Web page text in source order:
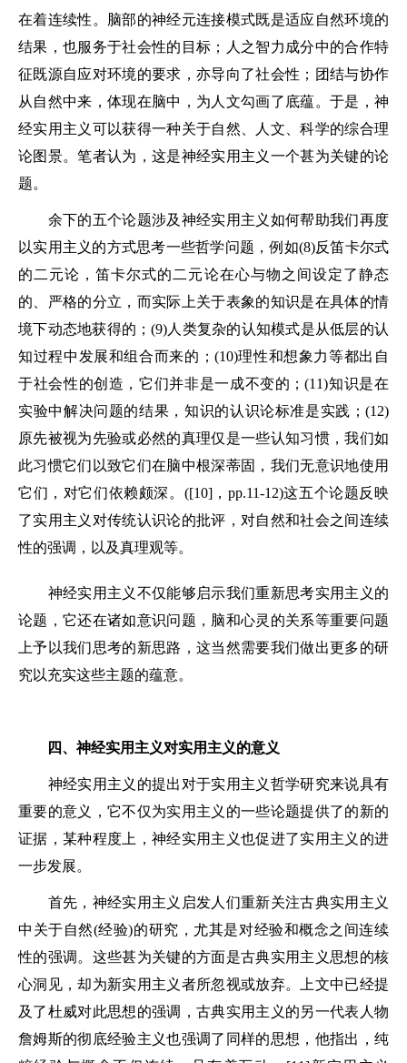
在着连续性。脑部的神经元连接模式既是适应自然环境的
结果，也服务于社会性的目标；人之智力成分中的合作特
征既源自应对环境的要求，亦导向了社会性；团结与协作
从自然中来，体现在脑中，为人文勾画了底蕴。于是，神
经实用主义可以获得一种关于自然、人文、科学的综合理
论图景。笔者认为，这是神经实用主义一个甚为关键的论
题。
余下的五个论题涉及神经实用主义如何帮助我们再度
以实用主义的方式思考一些哲学问题，例如(8)反笛卡尔式
的二元论，笛卡尔式的二元论在心与物之间设定了静态
的、严格的分立，而实际上关于表象的知识是在具体的情
境下动态地获得的；(9)人类复杂的认知模式是从低层的认
知过程中发展和组合而来的；(10)理性和想象力等都出自
于社会性的创造，它们并非是一成不变的；(11)知识是在
实验中解决问题的结果，知识的认识论标准是实践；(12)
原先被视为先验或必然的真理仅是一些认知习惯，我们如
此习惯它们以致它们在脑中根深蒂固，我们无意识地使用
它们，对它们依赖颇深。([10]，pp.11-12)这五个论题反映
了实用主义对传统认识论的批评，对自然和社会之间连续
性的强调，以及真理观等。
神经实用主义不仅能够启示我们重新思考实用主义的
论题，它还在诸如意识问题，脑和心灵的关系等重要问题
上予以我们思考的新思路，这当然需要我们做出更多的研
究以充实这些主题的蕴意。
四、神经实用主义对实用主义的意义
神经实用主义的提出对于实用主义哲学研究来说具有
重要的意义，它不仅为实用主义的一些论题提供了的新的
证据，某种程度上，神经实用主义也促进了实用主义的进
一步发展。
首先，神经实用主义启发人们重新关注古典实用主义
中关于自然(经验)的研究，尤其是对经验和概念之间连续
性的强调。这些甚为关键的方面是古典实用主义思想的核
心洞见，却为新实用主义者所忽视或放弃。上文中已经提
及了杜威对此思想的强调，古典实用主义的另一代表人物
詹姆斯的彻底经验主义也强调了同样的思想，他指出，纯